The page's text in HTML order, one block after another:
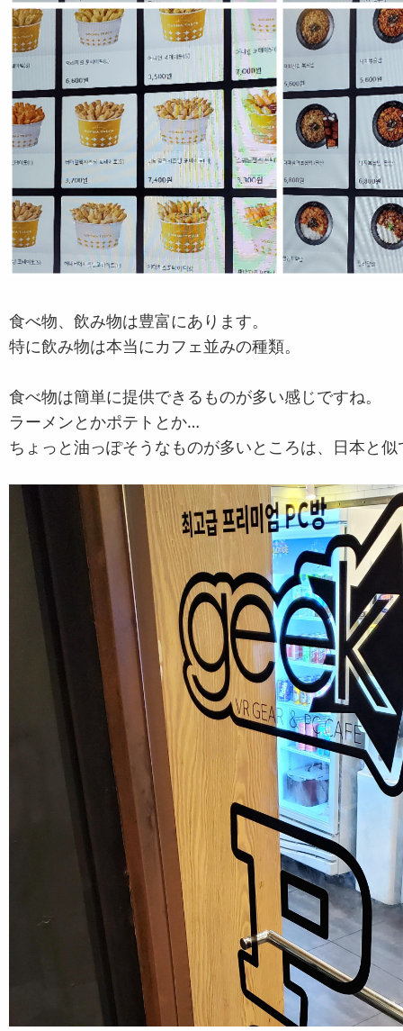
食べ物、飲み物は豊富にあります。
特に飲み物は本当にカフェ並みの種類。
食べ物は簡単に提供できるものが多い感じですね。
ラーメンとかポテトとか…
ちょっと油っぽそうなものが多いところは、日本と